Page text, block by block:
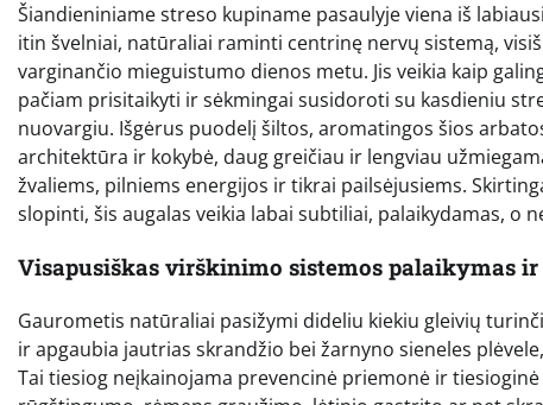
Šiandieniniame streso kupiname pasaulyje viena iš
itin švelniai, natūraliai raminti centrinę nervų sistemą,
varginančio mieguistumo dienos metu. Jis veikia kaip
pačiam prisitaikyti ir sėkmingai susidoroti su kasdieniu
nuovargiu. Išgėrus puodelį šiltos, aromatingos šios
architektūra ir kokybė, daug greičiau ir lengviau
žvaliems, pilniems energijos ir tikrai pailsėjusiems.
slopinti, šis augalas veikia labai subtiliai, palaikydamas,
Visapusiškas virškinimo sistemos palaikymas ir
Gaurometis natūraliai pasižymi dideliu kiekiu gleivių
ir apgaubia jautrias skrandžio bei žarnyno sieneles
Tai tiesiog neįkainojama prevencinė priemonė ir